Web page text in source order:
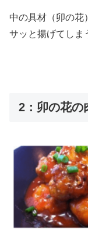
中の具材（卯の花
サッと揚げてしま
2：卯の花の